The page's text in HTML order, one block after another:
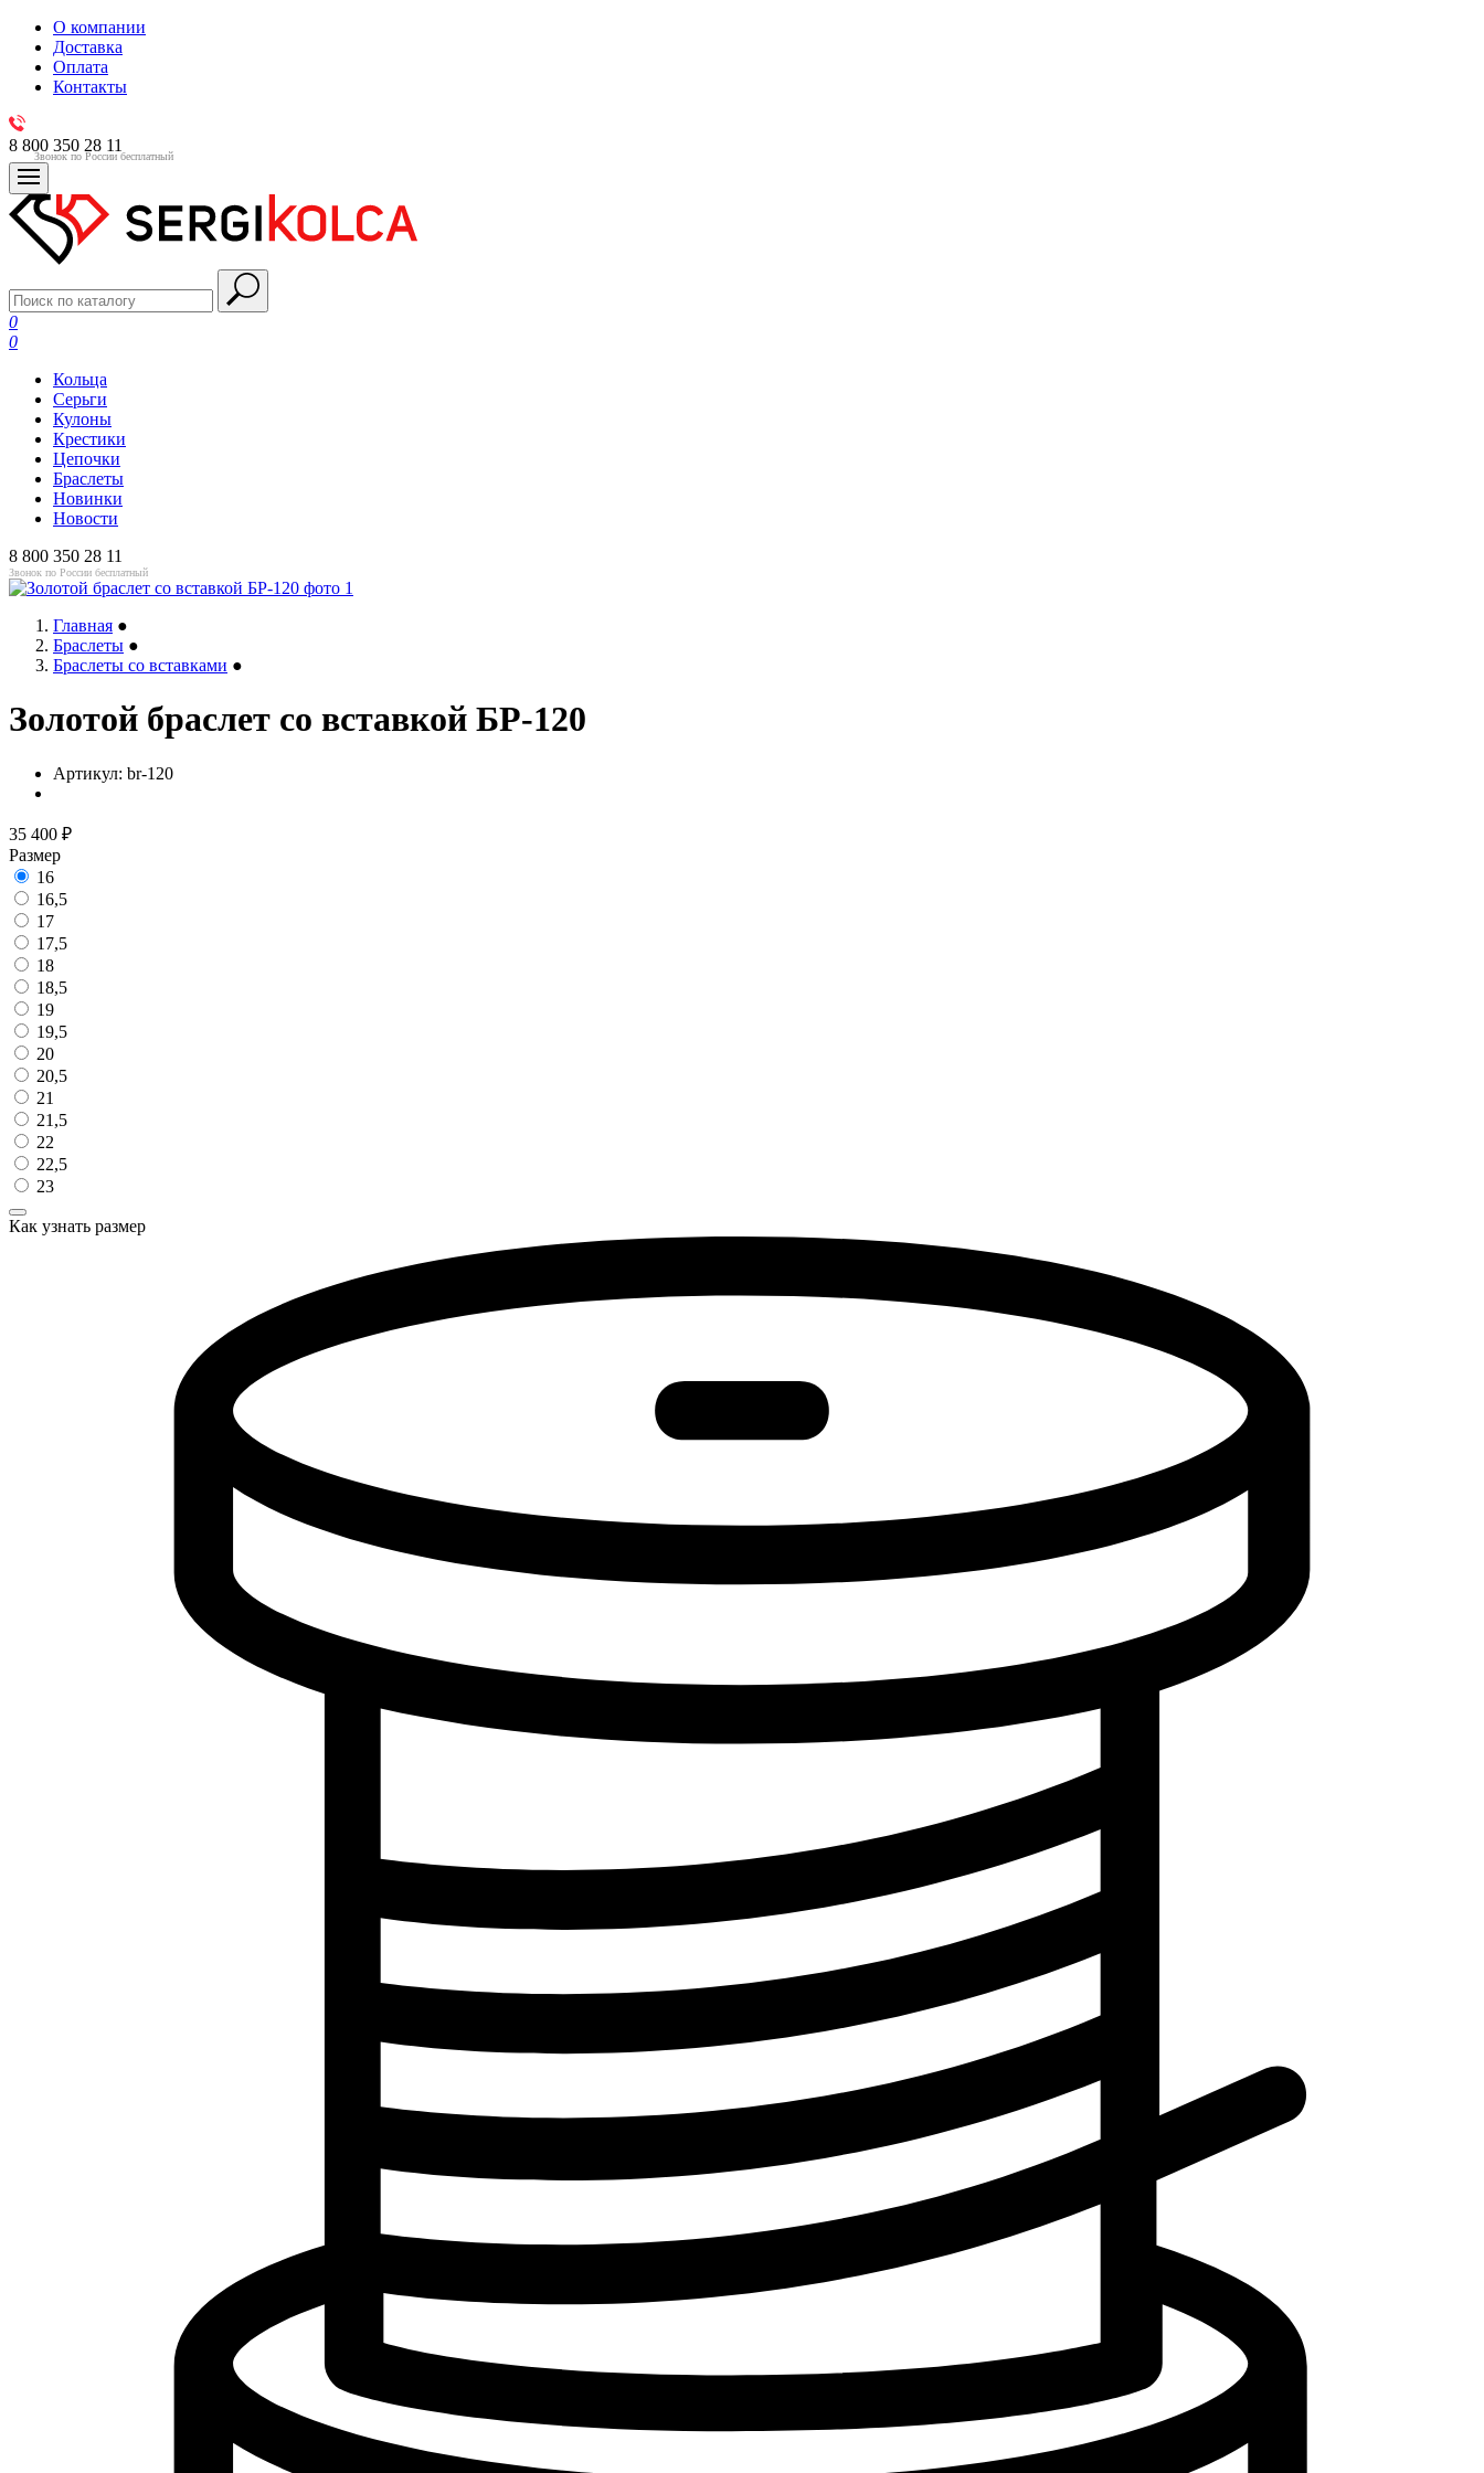
О компании
Доставка
Оплата
Контакты
8 800 350 28 11
Звонок по России бесплатный
0
0
Кольца
Серьги
Кулоны
Крестики
Цепочки
Браслеты
Новинки
Новости
8 800 350 28 11
Звонок по России бесплатный
Главная ●
Браслеты ●
Браслеты со вставками ●
Золотой браслет со вставкой БР-120
Артикул: br-120
35 400 ₽
Размер
16
16,5
17
17,5
18
18,5
19
19,5
20
20,5
21
21,5
22
22,5
23
Как узнать размер